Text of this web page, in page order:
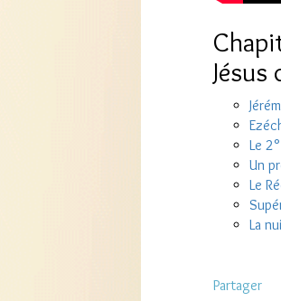
Jésus
Le
Un
Le
La
Partager